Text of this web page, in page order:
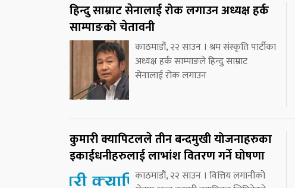
हिन्दु साम्राट सेनालाई रोक लगाउन अध्यक्ष हर्क
साम्पाङको चेतावनी
काठमाडौं, २२ साउन । श्रम संस्कृति पार्टीका
अध्यक्ष हर्क साम्पाङले हिन्दु साम्राट
सेनालाई रोक लगाउन
कुमारी क्यापिटलले तीन बन्दमुखी योजनाहरुका
इकाईधनीहरुलाई लाभांश वितरण गर्ने घोषणा
काठमाडौं, २२ साउन । वित्तिय लगानीको